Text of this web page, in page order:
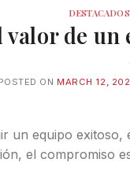
DESTACADOS
valor de
ON MARCH 12,
un equipo
el compromiso